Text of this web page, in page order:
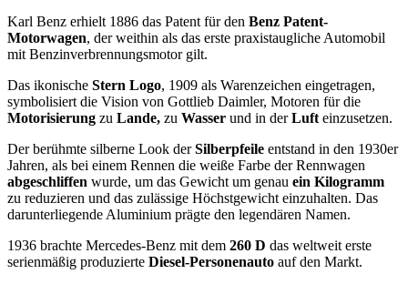
Karl Benz erhielt 1886 das Patent für den Benz Patent-
Motorwagen, der weithin als das erste praxistaugliche Automobil
mit Benzinverbrennungsmotor gilt.
Das ikonische Stern Logo, 1909 als Warenzeichen eingetragen,
symbolisiert die Vision von Gottlieb Daimler, Motoren für die
Motorisierung zu Lande, zu Wasser und in derLuft einzusetzen.
Der berühmte silberne Look derSilberpfeile entstand in den 1930er
Jahren, als bei einem Rennen die weiße Farbe der Rennwagen
abgeschliffen wurde, um das Gewicht um genau ein Kilogramm
zu reduzieren und das zulässige Höchstgewicht einzuhalten. Das
darunterliegende Aluminium prägte den legendären Namen.
1936 brachte Mercedes-Benz mit dem 260 D das weltweit erste
serienmäßig produzierte Diesel-Personenauto auf den Markt.